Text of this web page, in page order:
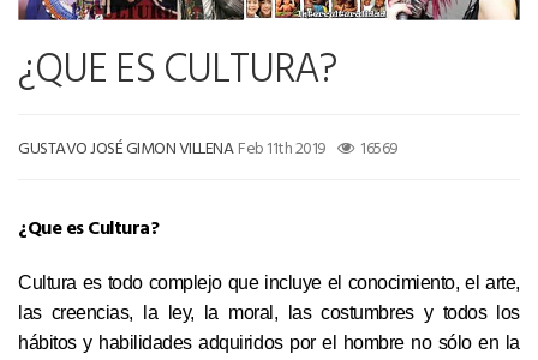
¿QUE ES CULTURA?
GUSTAVO JOSÉ GIMON VILLENA Feb 11th 2019 16569
¿Que es Cultura?
Cultura es todo complejo que incluye el conocimiento, el arte,
las creencias, la ley, la moral, las costumbres y todos los
hábitos y habilidades adquiridos por el hombre no sólo en la